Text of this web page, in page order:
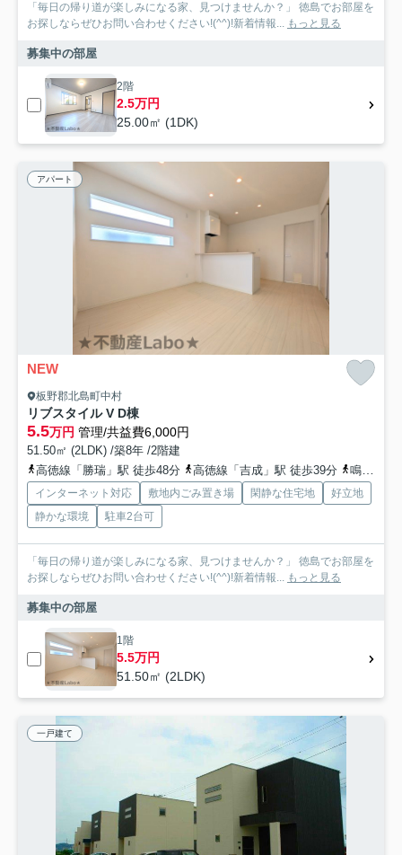
「毎日の帰り道が楽しみになる家、見つけませんか？」 徳島でお部屋を
お探しならぜひお問い合わせください!(^^)!新着情報... もっと見る
募集中の部屋
2階
2.5万円
25.00㎡ (1DK)
アパート
NEW
板野郡北島町中村
リブスタイル V D棟
5.5万円 管理/共益費6,000円
51.50㎡ (2LDK) /築8年 /2階建
高徳線「勝瑞」駅 徒歩48分
高徳線「吉成」駅 徒歩39分 鳴門線「阿波大谷」駅 徒歩58分
インターネット対応 敷地内ごみ置き場 閑静な住宅地
好立地
静かな環境
駐車2台可
「毎日の帰り道が楽しみになる家、見つけませんか？」 徳島でお部屋を
お探しならぜひお問い合わせください!(^^)!新着情報... もっと見る
募集中の部屋
1階
5.5万円
51.50㎡ (2LDK)
一戸建て